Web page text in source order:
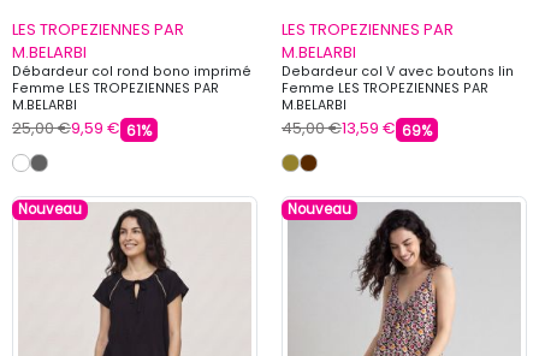
LES TROPEZIENNES PAR
M.BELARBI
Débardeur col rond bono imprimé
Femme LES TROPEZIENNES PAR
M.BELARBI
25,00 €9,59 € 61%
LES TROPEZIENNES PAR
M.BELARBI
Debardeur col V avec boutons lin
Femme LES TROPEZIENNES PAR
M.BELARBI
45,00 €13,59 € 69%
Nouveau Nouveau